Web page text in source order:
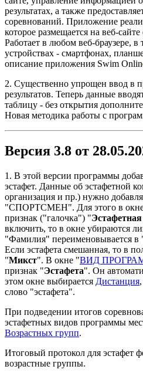
результатах, а также
соревнований. Приложение
которое размещается на веб-
Работает в любом веб-браузере,
устройствах - смартфонах,
описание приложения Swim
2. Существенно упрощен ввод в
результатов. Теперь данные
таблицу - без открытия
Новая методика работы с
Версия 3.8 от
1. В этой версии программы
эстафет. Данные об эстафетной
организация и пр.) нужно
"СПОРТСМЕН". Для этого в
признак ("галочка") "
включить, то в окне убираются
"Фамилия" переименовывается в
Если эстафета смешанная, то в
"Микст". В окне "ВИД
признак "Эстафета". Он
этом окне выбирается Дистанция
слово "эстафета".
При подведении итогов
эстафетных видов программы
Возрастных групп.
Итоговый протокол для эстафет
возрастные группы.